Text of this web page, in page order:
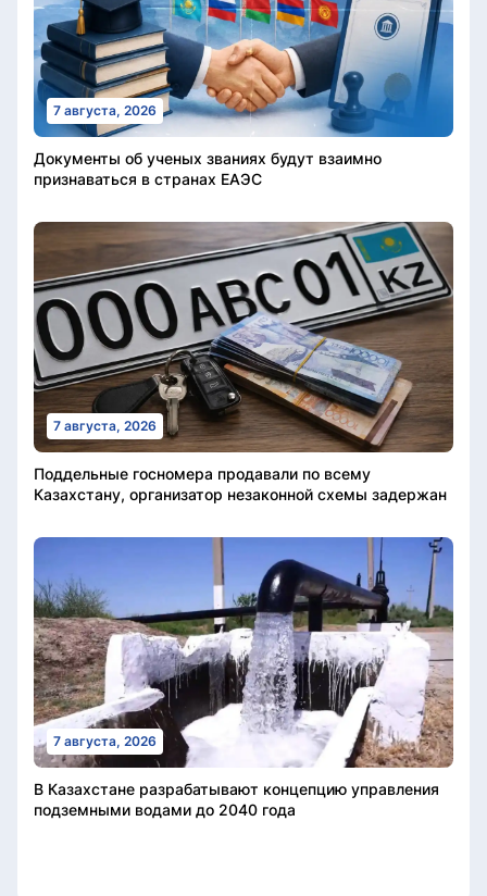
7 августа, 2026
Документы об ученых званиях будут взаимно
признаваться в странах ЕАЭС
7 августа, 2026
Поддельные госномера продавали по всему
Казахстану, организатор незаконной схемы задержан
7 августа, 2026
В Казахстане разрабатывают концепцию управления
подземными водами до 2040 года